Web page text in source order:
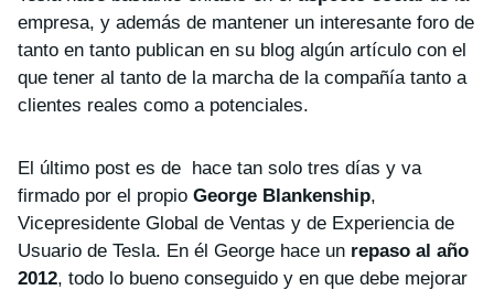
empresa, y además de mantener un interesante foro de
tanto en tanto publican en su blog algún artículo con el
que tener al tanto de la marcha de la compañía tanto a
clientes reales como a potenciales.
El último post es de hace tan solo tres días y va
firmado por el propio George Blankenship,
Vicepresidente Global de Ventas y de Experiencia de
Usuario de Tesla. En él George hace un repaso al año
2012, todo lo bueno conseguido y en que debe mejorar